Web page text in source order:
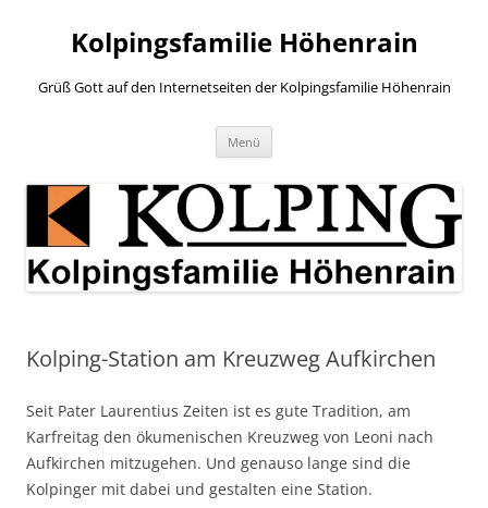
springenKolpingsfamilie Höhenrain
Grüß Gott auf den Internetseiten der Kolpingsfamilie Höhenrain
Menü
Kolping-Station am Kreuzweg Aufkirchen
Seit Pater Laurentius Zeiten ist es gute Tradition, am
Karfreitag den ökumenischen Kreuzweg von Leoni nach
Aufkirchen mitzugehen. Und genauso lange sind die
Kolpinger mit dabei und gestalten eine Station.